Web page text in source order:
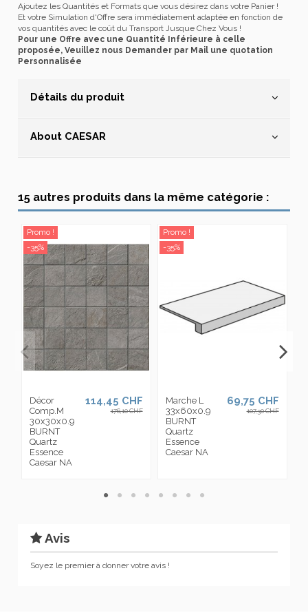
Ajoutez les Quantités et Formats que vous désirez dans votre Panier !
Et votre Simulation d'Offre sera immédiatement adaptée en fonction de
vos quantités avec le coût du Transport Jusque Chez Vous !
Pour une Offre avec une Quantité Inférieure à celle
proposée, Veuillez nous Demander par Mail une quotation
Personnalisée
Détails du produit
About CAESAR
15 autres produits dans la même catégorie :
Promo !
-35%
Décor
Comp.M
30x30x0.9
BURNT
Quartz
Essence
Caesar NA
114,45 CHF
176,10 CHF
Promo !
-35%
Marche L
33x60x0.9
BURNT
Quartz
Essence
Caesar NA
69,75 CHF
107,30 CHF
Avis
Soyez le premier à donner votre avis !